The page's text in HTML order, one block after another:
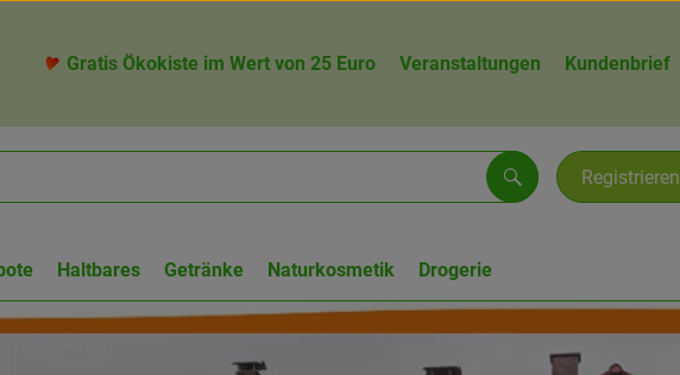
Gratis Ökokiste im Wert von 25 Euro Veranstaltungen Kundenbrief
Registrieren
Suchen
Haltbares Getränke Naturkosmetik Drogerie